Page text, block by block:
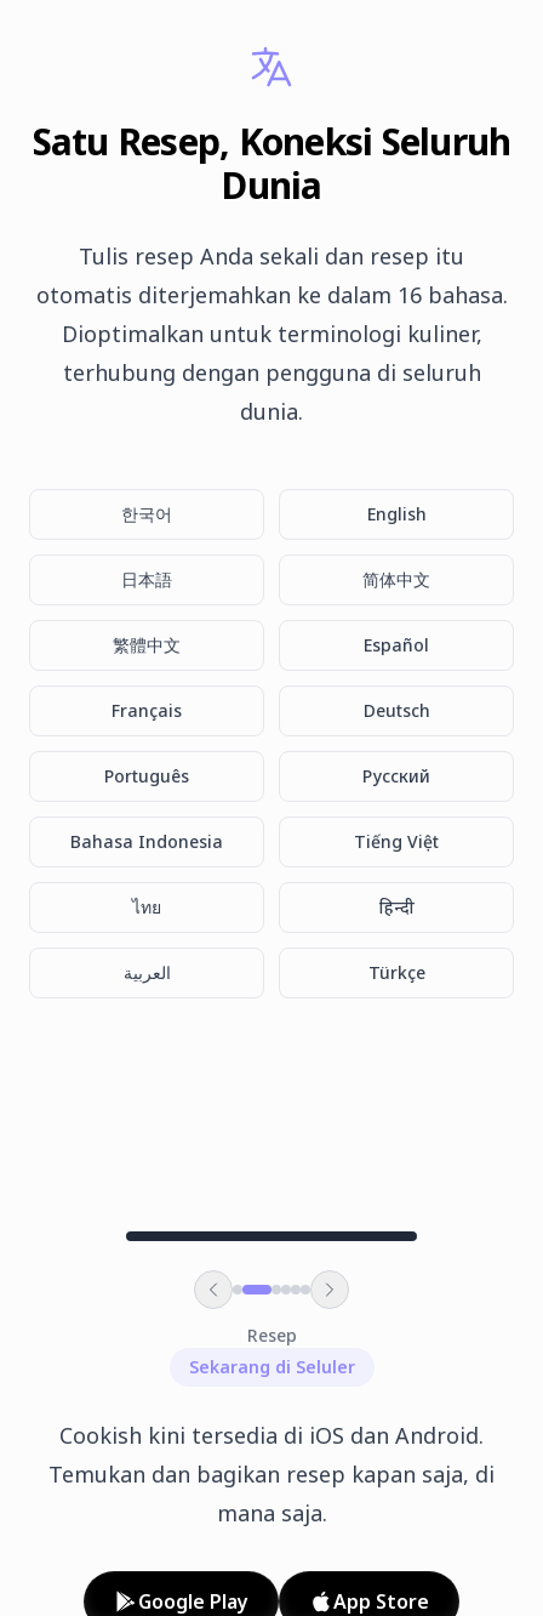
Satu Resep, Koneksi Seluruh
Dunia
Tulis resep Anda sekali dan resep itu
otomatis diterjemahkan ke dalam 16 bahasa.
Dioptimalkan untuk terminologi kuliner,
terhubung dengan pengguna di seluruh
dunia.
한국어 English
日本語 简体中文
繁體中文 Español
Français Deutsch
Português Русский
Bahasa Indonesia Tiếng Việt
ไทย हिन्दी
العربية Türkçe
Resep
Sekarang di Seluler
Cookish kini tersedia di iOS dan Android.
Temukan dan bagikan resep kapan saja, di
mana saja.
Google Play App Store